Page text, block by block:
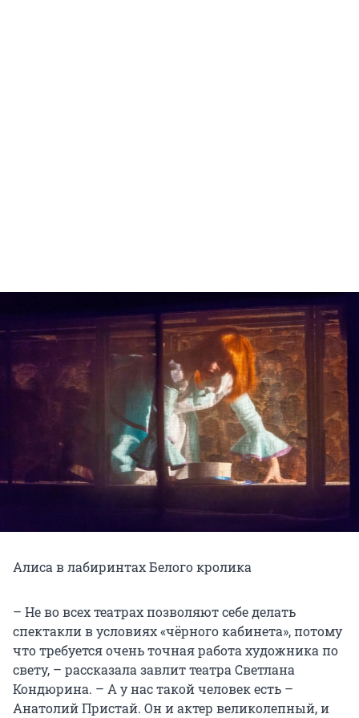
Алиса в лабиринтах Белого кролика
– Не во всех театрах позволяют себе делать
спектакли в условиях «чёрного кабинета», потому
что требуется очень точная работа художника по
свету, – рассказала завлит театра Светлана
Кондюрина. – А у нас такой человек есть –
Анатолий Пристай. Он и актер великолепный, и